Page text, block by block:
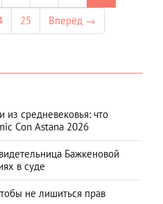
25 Вперёд →
средневековья: что
Con Astana 2026
Бажкеновой
в суде
не лишиться прав